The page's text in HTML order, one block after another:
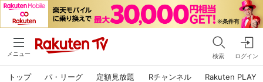
メニュー 検索 ログイン
トップ パ・リーグ 定額見放題 Rチャンネル Rakuten PLAY